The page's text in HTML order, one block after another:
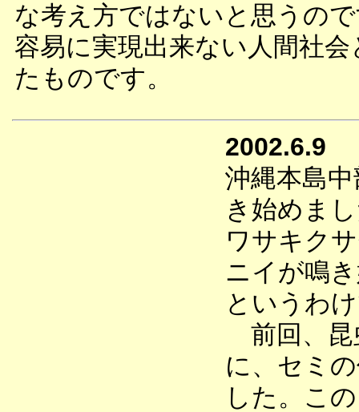
な考え方ではないと思うの
容易に実現出来ない人間社
たものです。
2002.6.9
沖縄本島
き始めま
ワサキク
ニイが鳴
というわ
前回、昆
に、セミ
した。こ